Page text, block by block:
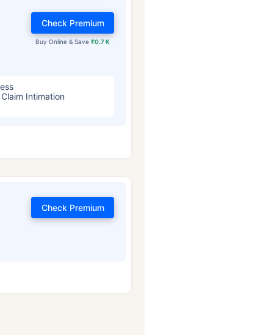
Buy Online & Save₹0.7 K
Check Premium
Intimation
Check Premium